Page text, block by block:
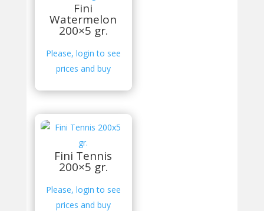
Fini
Watermelon
200×5 gr.
Please, login to see
prices and buy
Fini Tennis
200×5 gr.
Please, login to see
prices and buy